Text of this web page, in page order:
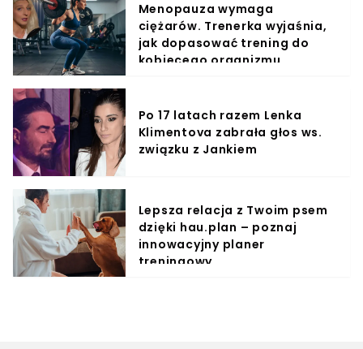
Menopauza wymaga
ciężarów. Trenerka wyjaśnia,
jak dopasować trening do
kobiecego organizmu
Po 17 latach razem Lenka
Klimentova zabrała głos ws.
związku z Jankiem
Lepsza relacja z Twoim psem
dzięki hau.plan – poznaj
innowacyjny planer
treningowy